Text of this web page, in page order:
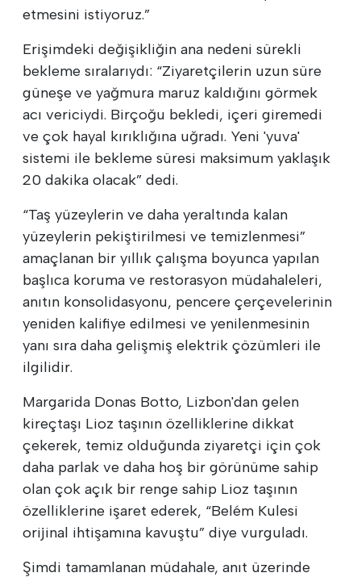
etmesini istiyoruz.”
Erişimdeki değişikliğin ana nedeni sürekli
bekleme sıralarıydı: “Ziyaretçilerin uzun süre
güneşe ve yağmura maruz kaldığını görmek
acı vericiydi. Birçoğu bekledi, içeri giremedi
ve çok hayal kırıklığına uğradı. Yeni 'yuva'
sistemi ile bekleme süresi maksimum yaklaşık
20 dakika olacak” dedi.
“Taş yüzeylerin ve daha yeraltında kalan
yüzeylerin pekiştirilmesi ve temizlenmesi”
amaçlanan bir yıllık çalışma boyunca yapılan
başlıca koruma ve restorasyon müdahaleleri,
anıtın konsolidasyonu, pencere çerçevelerinin
yeniden kalifiye edilmesi ve yenilenmesinin
yanı sıra daha gelişmiş elektrik çözümleri ile
ilgilidir.
Margarida Donas Botto, Lizbon'dan gelen
kireçtaşı Lioz taşının özelliklerine dikkat
çekerek, temiz olduğunda ziyaretçi için çok
daha parlak ve daha hoş bir görünüme sahip
olan çok açık bir renge sahip Lioz taşının
özelliklerine işaret ederek, “Belém Kulesi
orijinal ihtişamına kavuştu” diye vurguladı.
Şimdi tamamlanan müdahale, anıt üzerinde